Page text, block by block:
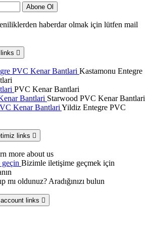
haberdar olmak için lütfen mail

PVC Kenar Bantlari Kastamonu Entegre
PVC Kenar Bantlari
Bantlari Starwood PVC Kenar Bantlari
Kenar Bantlari Yildiz Entegre PVC
links 
more about us
Bizimle iletişime geçmek için
mı oldunuz? Aradığınızı bulun
links 